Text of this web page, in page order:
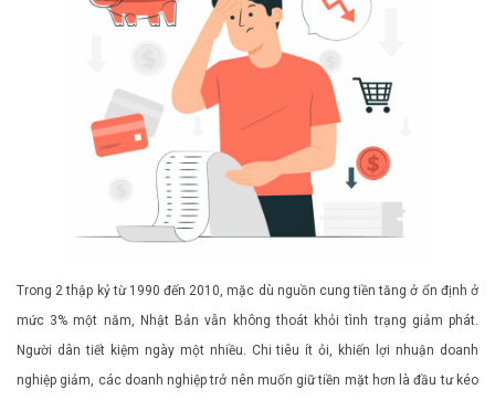
Trong 2 thập kỷ từ 1990 đến 2010, mặc dù nguồn cung tiền tăng ở ổn định ở
mức 3% một năm, Nhật Bản vẫn không thoát khỏi tình trạng giảm phát.
Người dân tiết kiệm ngày một nhiều. Chi tiêu ít ỏi, khiến lợi nhuận doanh
nghiệp giảm, các doanh nghiệp trở nên muốn giữ tiền mặt hơn là đầu tư kéo